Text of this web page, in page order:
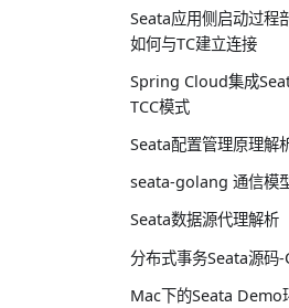
Seata应用侧启动过
如何与TC建立连接
Spring Cloud集成
TCC模式
Seata配置管理原理解
seata-golang 通信模
Seata数据源代理解析
分布式事务Seata源码
Mac下的Seata Demo